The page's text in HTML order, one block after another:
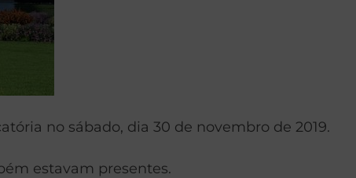
no sábado, dia 30 de novembro de 2019.
estavam presentes.